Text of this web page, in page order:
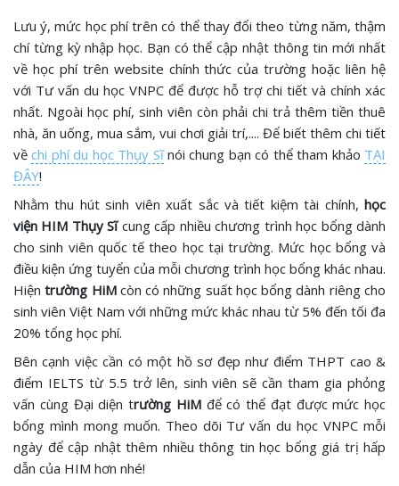
Lưu ý, mức học phí trên có thể thay đổi theo từng năm, thậm
chí từng kỳ nhập học. Bạn có thể cập nhật thông tin mới nhất
về học phí trên website chính thức của trường hoặc liên hệ
với Tư vấn du học VNPC để được hỗ trợ chi tiết và chính xác
nhất. Ngoài học phí, sinh viên còn phải chi trả thêm tiền thuê
nhà, ăn uống, mua sắm, vui chơi giải trí,.... Để biết thêm chi tiết
vềchi phí du học Thụy Sĩnói chung bạn có thể tham khảo TẠI
ĐÂY!
Nhằm thu hút sinh viên xuất sắc và tiết kiệm tài chính, học
viện HIM Thụy Sĩcung cấp nhiều chương trình học bổng dành
cho sinh viên quốc tế theo học tại trường. Mức học bổng và
điều kiện ứng tuyển của mỗi chương trình học bổng khác nhau.
Hiệntrường HiM còn có những suất học bổng dành riêng cho
sinh viên Việt Nam với những mức khác nhau từ 5% đến tối đa
20% tổng học phí.
Bên cạnh việc cần có một hồ sơ đẹp như điểm THPT cao &
điểm IELTS từ 5.5 trở lên, sinh viên sẽ cần tham gia phỏng
vấn cùng Đại diện trường HiMđể có thể đạt được mức học
bổng mình mong muốn. Theo dõi Tư vấn du học VNPC mỗi
ngày để cập nhật thêm nhiều thông tin học bổng giá trị hấp
dẫn của HIM hơn nhé!